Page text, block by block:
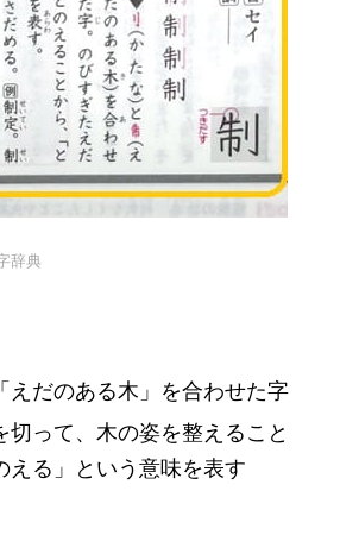
辞典
えだのある木」を合わせた字
切って、木の姿を整えること
える」という意味を表す